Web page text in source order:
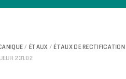
/ÉTAUX /ÉTAUX DE RECTIFICATION
231.02